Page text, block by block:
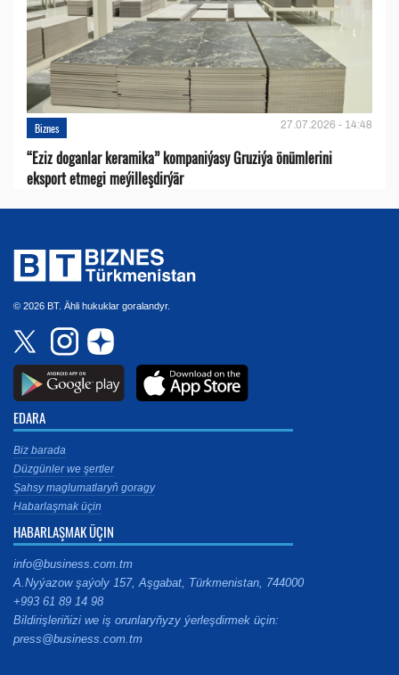
Biznes 27.07.2026 - 14:48
“Eziz doganlar keramika” kompaniýasy Gruziýa önümlerini
eksport etmegi meýilleşdirýär
© 2026 BT. Ähli hukuklar goralandyr.
EDARA
Biz barada
Düzgünler we şertler
Şahsy maglumatlaryň goragy
Habarlaşmak üçin
HABARLAŞMAK ÜÇIN
info@business.com.tm
A.Nyýazow şaýoly 157, Aşgabat, Türkmenistan, 744000
+993 61 89 14 98
Bildirişleriňizi we iş orunlaryňyzy ýerleşdirmek üçin:
press@business.com.tm